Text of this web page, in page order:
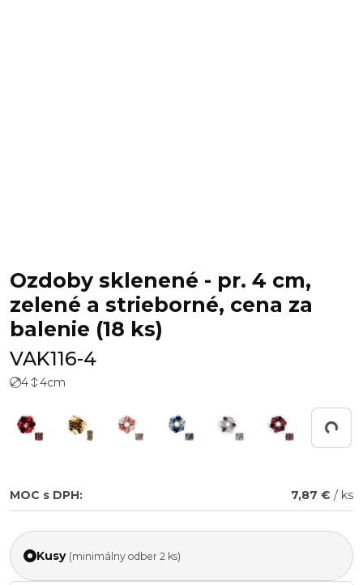
Ozdoby sklenené - pr. 4 cm,
zelené a strieborné, cena za
balenie (18 ks)
VAK116-4
4 4cm
Working...
MOC s DPH: 7,87 € / ks
Kusy (minimálny odber 2 ks)